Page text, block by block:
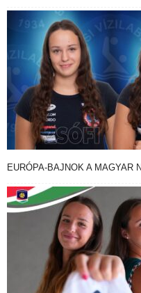
EURÓPA-BAJNOK A MAGYAR